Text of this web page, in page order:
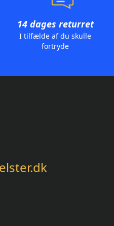
14 dages returret
I tilfælde af du skulle
fortryde